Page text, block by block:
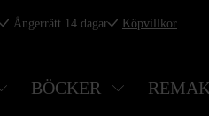
Ångerrätt 14 dagar Köpvillkor
BÖCKER